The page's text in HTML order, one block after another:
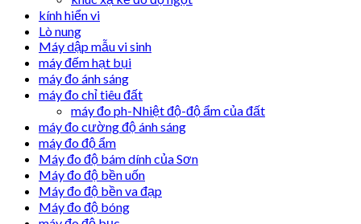
kính hiển vi
Lò nung
Máy dập mẫu vi sinh
máy đếm hạt bụi
máy đo ánh sáng
máy đo chỉ tiêu đất
máy đo ph-Nhiệt độ-độ ẩm của đất
máy đo cường độ ánh sáng
máy đo độ ẩm
Máy đo độ bám dính của Sơn
Máy đo độ bền uốn
Máy đo độ bền va đạp
Máy đo độ bóng